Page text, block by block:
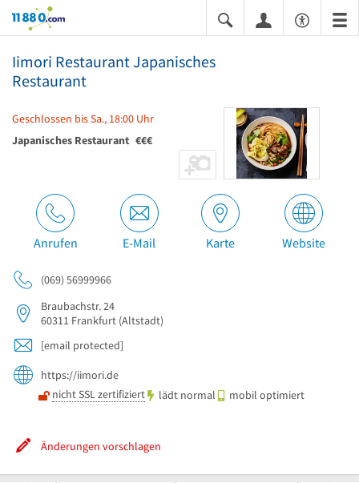
11880.com
Iimori Restaurant Japanisches
Restaurant
Geschlossen bis Sa., 18:00 Uhr
Japanisches Restaurant €€€
Anrufen E-Mail Karte Website
(069) 56999966
Braubachstr. 24
60311 Frankfurt (Altstadt)
[email protected]
https://iimori.de
nicht SSL zertifiziert
lädt normal mobil optimiert
Änderungen vorschlagen